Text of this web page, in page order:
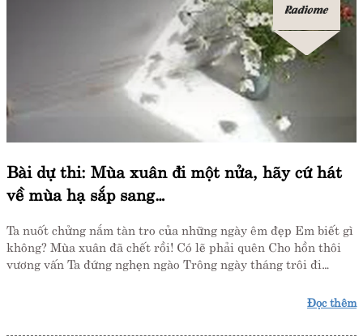
Radiome
Bài dự thi: Mùa xuân đi một nửa, hãy cứ hát
về mùa hạ sắp sang…
Ta nuốt chửng nắm tàn tro của những ngày êm đẹp Em biết gì
không? Mùa xuân đã chết rồi! Có lẽ phải quên Cho hồn thôi
vương vấn Ta đứng nghẹn ngào Trông ngày tháng trôi đi…
Đọc thêm